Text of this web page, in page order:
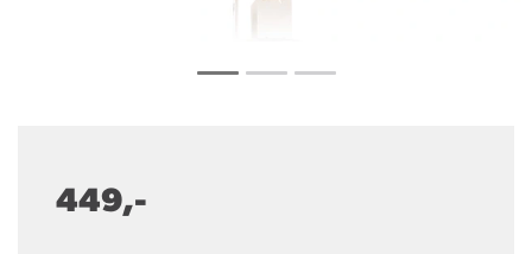
449,-